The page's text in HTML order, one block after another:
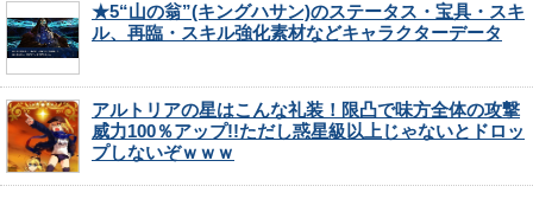
★5“山の翁”(キングハサン)のステータス・宝具・スキ
ル、再臨・スキル強化素材などキャラクターデータ
アルトリアの星はこんな礼装！限凸で味方全体の攻撃
威力100％アップ!!ただし惑星級以上じゃないとドロッ
プしないぞｗｗｗ